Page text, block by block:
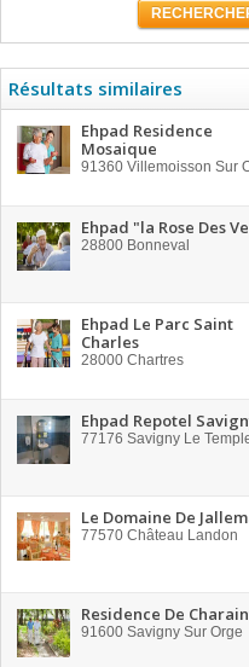
Résultats similaires
Ehpad Residence
Mosaique
91360 Villemoisson Sur
Ehpad "la Rose Des
28800 Bonneval
Ehpad Le Parc Saint
Charles
28000 Chartres
Ehpad Repotel
77176 Savigny Le
Le Domaine De
77570 Château Landon
Residence De
91600 Savigny Sur Orge